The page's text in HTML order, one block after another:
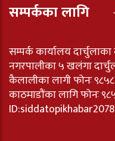
सम्पर्कका लागि
सम्पर्क कार्यालय
नगरपालीका ५ खलंगा
कैलालीका लागी फोनः
काठमाडौंका लागि फोनः
ID: